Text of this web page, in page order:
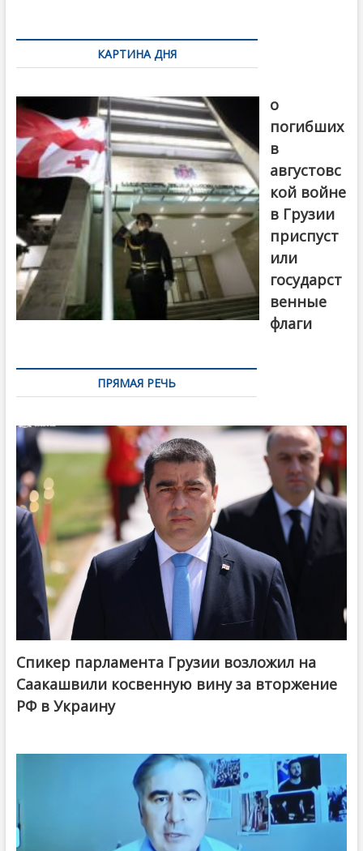
по
записямКАРТИНА ДНЯ
о
погибших
в
августовс
кой войне
в Грузии
приспуст
или
государст
венные
флаги
ПРЯМАЯ РЕЧЬ
Спикер парламента Грузии возложил на
Саакашвили косвенную вину за вторжение
РФ в Украину